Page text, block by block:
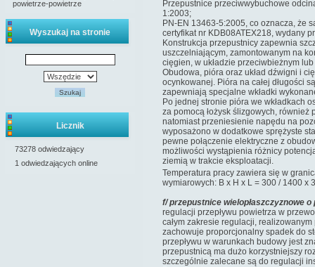
powietrze-powietrze
Wyszukaj na stronie
Szukaj
Licznik
73278 odwiedzający
1 odwiedzających online
Przepustnice przeciwwybuchowe
1:2003;
PN-EN 13463-5:2005, co oznacza, że
certyfikat nr KDB08ATEX218, wydany
Konstrukcja przepustnicy zapewnia
uszczelniającym, zamontowanym na
cięgien, w układzie przeciwbieżnym lub
Obudowa, pióra oraz układ dźwigni i
ocynkowanej. Pióra na całej długości
zapewniają specjalne wkładki
Po jednej stronie pióra we wkładkach
za pomocą łożysk ślizgowych,
natomiast przeniesienie napędu na
wyposażono w dodatkowe sprężyste
pewne połączenie elektryczne z
możliwości wystąpienia różnicy
ziemią w trakcie eksploatacji.
Temperatura pracy zawiera się w
wymiarowych: B x H x L = 300 / 1400 x
f/ przepustnice wielopłaszczyznowe
regulacji przepływu powietrza w
całym zakresie regulacji,
zachowuje proporcjonalny spadek do
przepływu w warunkach budowy jest
przepustnicą ma dużo korzystniejszy
szczególnie zalecane są do regulacji